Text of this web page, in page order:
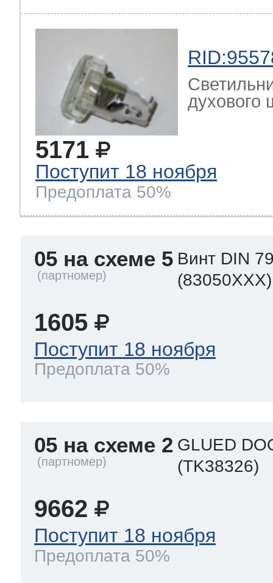
духового
5171
Поступит 18 ноября
Предоплата 50%
05 на схеме 5 Винт DIN
(83050XXX)
1605
Поступит 18 ноября
Предоплата 50%
05 на схеме 2 GLUED
(TK38326)
9662
Поступит 18 ноября
Предоплата 50%